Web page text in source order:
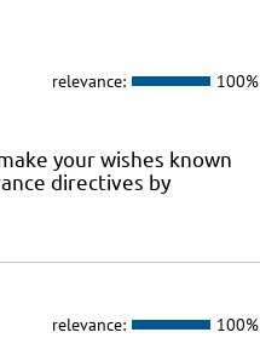
relevance: 100%
your wishes known
directives by
relevance: 100%